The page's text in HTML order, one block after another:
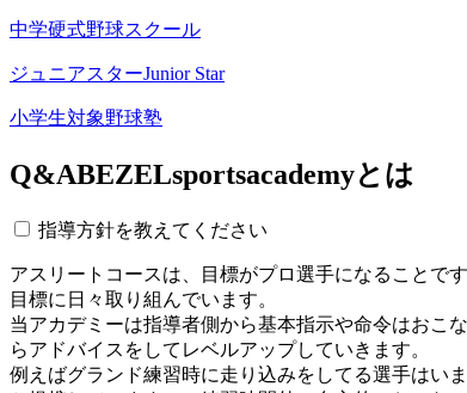
中学硬式野球スクール
ジュニアスターJunior Star
小学生対象野球塾
Q&ABEZELsportsacademyとは
指導方針を教えてください
アスリートコースは、目標がプロ選手になることで
目標に日々取り組んでいます。
当アカデミーは指導者側から基本指示や命令はおこ
らアドバイスをしてレベルアップしていきます。
例えばグランド練習時に走り込みをしてる選手はい